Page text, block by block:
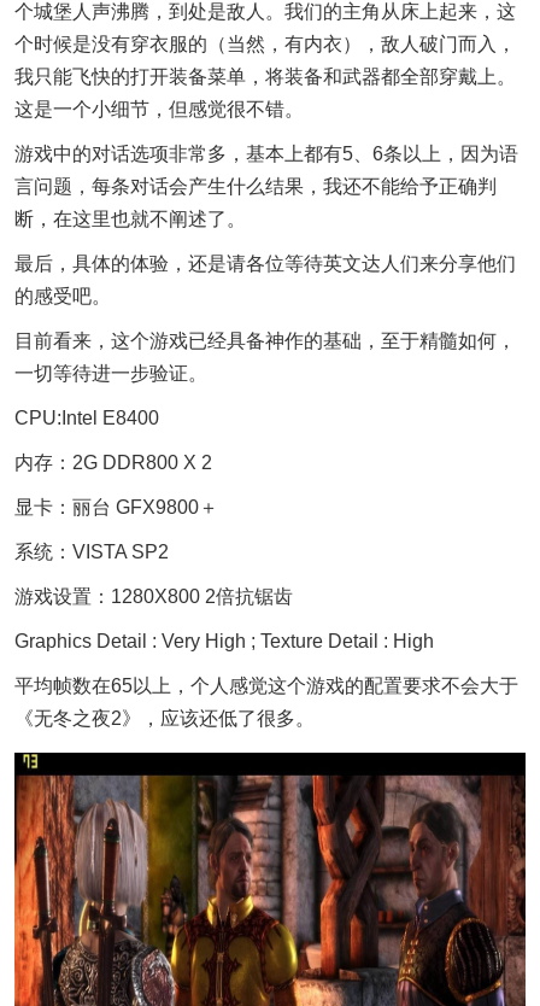
个城堡人声沸腾，到处是敌人。我们的主角从床上起来，这
个时候是没有穿衣服的（当然，有内衣），敌人破门而入，
我只能飞快的打开装备菜单，将装备和武器都全部穿戴上。
这是一个小细节，但感觉很不错。
游戏中的对话选项非常多，基本上都有5、6条以上，因为语
言问题，每条对话会产生什么结果，我还不能给予正确判
断，在这里也就不阐述了。
最后，具体的体验，还是请各位等待英文达人们来分享他们
的感受吧。
目前看来，这个游戏已经具备神作的基础，至于精髓如何，
一切等待进一步验证。
CPU:Intel E8400
内存：2G DDR800 X 2
显卡：丽台 GFX9800＋
系统：VISTA SP2
游戏设置：1280X800 2倍抗锯齿
Graphics Detail : Very High ; Texture Detail : High
平均帧数在65以上，个人感觉这个游戏的配置要求不会大于
《无冬之夜2》，应该还低了很多。